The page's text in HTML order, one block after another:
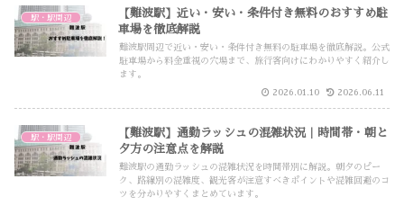
駅・駅周辺
【難波駅】近い・安い・条件付き無料のおすすめ駐
車場を徹底解説
難波駅周辺で近い・安い・条件付き無料の駐車場を徹底解説。公式
駐車場から料金重視の穴場まで、旅行客向けにわかりやすく紹介し
ます。
2026.01.10 2026.06.11
駅・駅周辺
【難波駅】通勤ラッシュの混雑状況｜時間帯・朝と
夕方の注意点を解説
難波駅の通勤ラッシュの混雑状況を時間帯別に解説。朝夕のピー
ク、路線別の混雑度、観光客が注意すべきポイントや混雑回避のコ
ツを分かりやすくまとめています。